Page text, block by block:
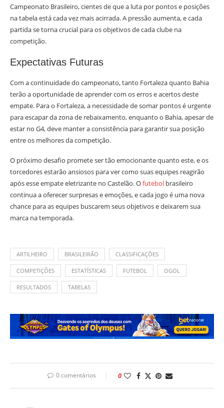
Campeonato Brasileiro, cientes de que a luta por pontos e posições
na tabela está cada vez mais acirrada. A pressão aumenta, e cada
partida se torna crucial para os objetivos de cada clube na
competição.
Expectativas Futuras
Com a continuidade do campeonato, tanto Fortaleza quanto Bahia
terão a oportunidade de aprender com os erros e acertos deste
empate. Para o Fortaleza, a necessidade de somar pontos é urgente
para escapar da zona de rebaixamento, enquanto o Bahia, apesar de
estar no G4, deve manter a consistência para garantir sua posição
entre os melhores da competição.
O próximo desafio promete ser tão emocionante quanto este, e os
torcedores estarão ansiosos para ver como suas equipes reagirão
após esse empate eletrizante no Castelão. Ofutebol brasileiro
continua a oferecer surpresas e emoções, e cada jogo é uma nova
chance para as equipes buscarem seus objetivos e deixarem sua
marca na temporada.
ARTILHEIRO BRASILEIRÃO CLASSIFICAÇÕES
COMPETIÇÕES ESTATÍSTICAS FUTEBOL OGOL
RESULTADOS TABELAS
0 comentários 0